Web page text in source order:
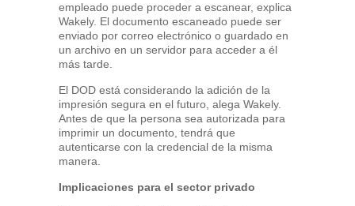
empleado puede proceder a escanear, explica
Wakely. El documento escaneado puede ser
enviado por correo electrónico o guardado en
un archivo en un servidor para acceder a él
más tarde.
El DOD está considerando la adición de la
impresión segura en el futuro, alega Wakely.
Antes de que la persona sea autorizada para
imprimir un documento, tendrá que
autenticarse con la credencial de la misma
manera.
Implicaciones para el sector privado